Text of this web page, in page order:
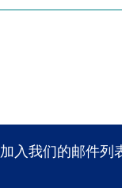
加入我们的邮件列